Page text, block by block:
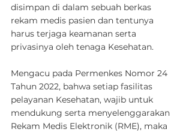
disimpan di dalam sebuah berkas
rekam medis pasien dan tentunya
harus terjaga keamanan serta
privasinya oleh tenaga Kesehatan.
Mengacu pada Permenkes Nomor 24
Tahun 2022, bahwa setiap fasilitas
pelayanan Kesehatan, wajib untuk
mendukung serta menyelenggarakan
Rekam Medis Elektronik (RME), maka